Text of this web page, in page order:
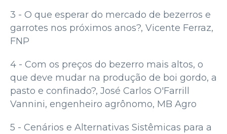
3 - O que esperar do mercado de bezerros e
garrotes nos próximos anos?, Vicente Ferraz,
FNP
4 - Com os preços do bezerro mais altos, o
que deve mudar na produção de boi gordo, a
pasto e confinado?, José Carlos O'Farrill
Vannini, engenheiro agrônomo, MB Agro
5 - Cenários e Alternativas Sistêmicas para a